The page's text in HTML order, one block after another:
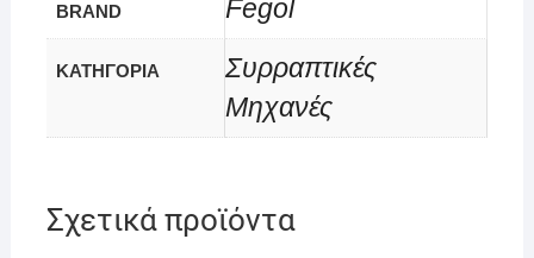
BRAND Fegol
ΚΑΤΗΓΟΡΙΑ
Συρραπτικές
Μηχανές
Σχετικά προϊόντα